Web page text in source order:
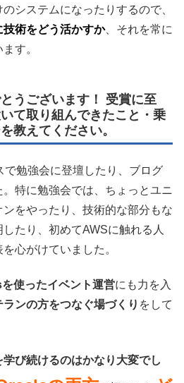
システムになったりするので、
技術をどう活かすか、それを常に
す。
うございます！ 受賞に至
て取り組んできたこと・乗
教えてください。
で勉強会に登壇したり、ブログ
特に勉強会では、ちょっとユニ
をやったり、技術的な部分もな
たり、初めてAWSに触れる人
心がけていました。
使ったイベント運営にも力を入
ンの方をつなぐ場づくり をして
び続けるのはかなり大変でし